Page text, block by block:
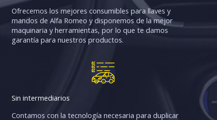
Ofrecemos los mejores consumibles para llaves y
mandos de Alfa Romeo y disponemos de la mejor
maquinaria y herramientas, por lo que te damos
garantía para nuestros productos.
Sin intermediarios​
Contamos con la tecnología necesaria para duplicar